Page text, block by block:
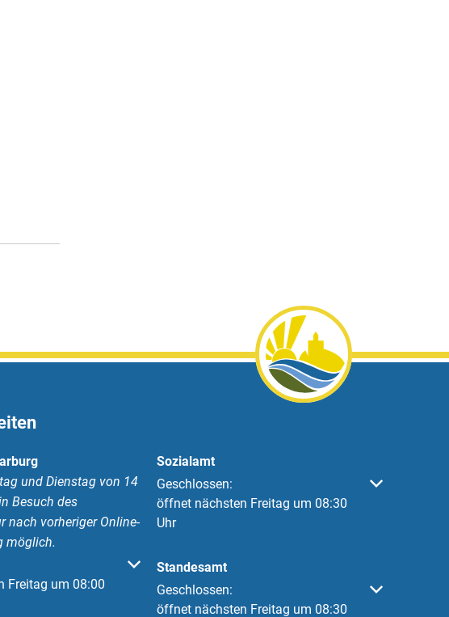
und Dienstag von 14
Besuch des
nach vorheriger Online-
möglich.
Öffnungs- oder Schließzeiten auszublenden
Freitag um 08:00
Sozialamt
Klicken, um weitere Öffnungs- oder Schließzeiten
Geschlossen:
öffnet nächsten Freitag um 08:30
Uhr
Standesamt
Klicken, um weitere Öffnungs- oder Schließzeiten
Geschlossen:
öffnet nächsten Freitag um 08:30